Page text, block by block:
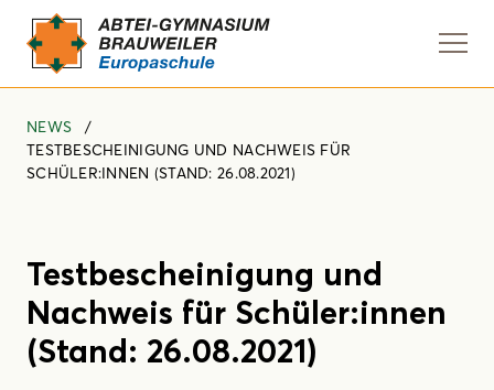
NEWS
TESTBESCHEINIGUNG UND NACHWEIS FÜR
SCHÜLER:INNEN (STAND: 26.08.2021)
Testbescheinigung und
Nachweis für Schüler:innen
(Stand: 26.08.2021)